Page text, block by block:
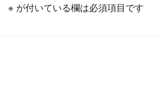
※ が付いている欄は必須項目です